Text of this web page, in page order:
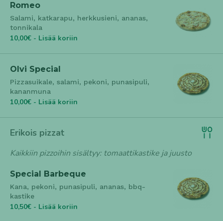
Romeo
Salami, katkarapu, herkkusieni, ananas,
tonnikala
10,00€ - Lisää koriin
Olvi Special
Pizzasuikale, salami, pekoni, punasipuli,
kananmuna
10,00€ - Lisää koriin
Erikois pizzat
Kaikkiin pizzoihin sisältyy: tomaattikastike ja juusto
Special Barbeque
Kana, pekoni, punasipuli, ananas, bbq-
kastike
10,50€ - Lisää koriin